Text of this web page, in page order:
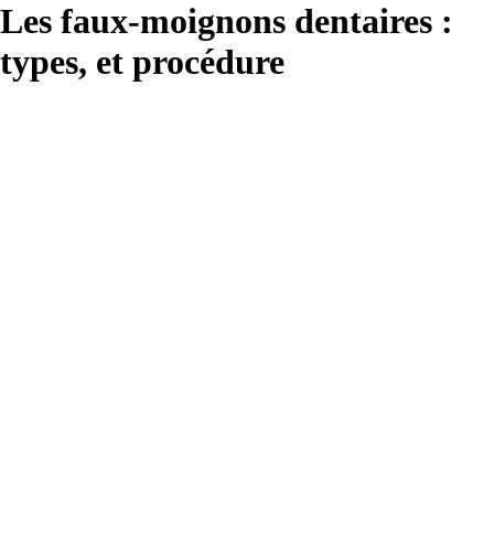
Les faux-moignons dentaires :
types, et procédure